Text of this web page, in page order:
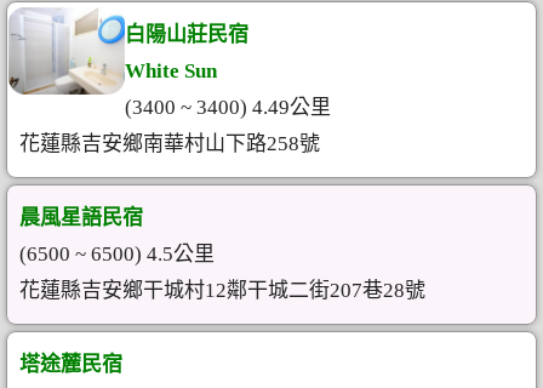
白陽山莊民宿
White Sun
(3400 ~ 3400) 4.49公里
花蓮縣吉安鄉南華村山下路258號
晨風星語民宿
(6500 ~ 6500) 4.5公里
花蓮縣吉安鄉干城村12鄰干城二街207巷28號
塔途麓民宿